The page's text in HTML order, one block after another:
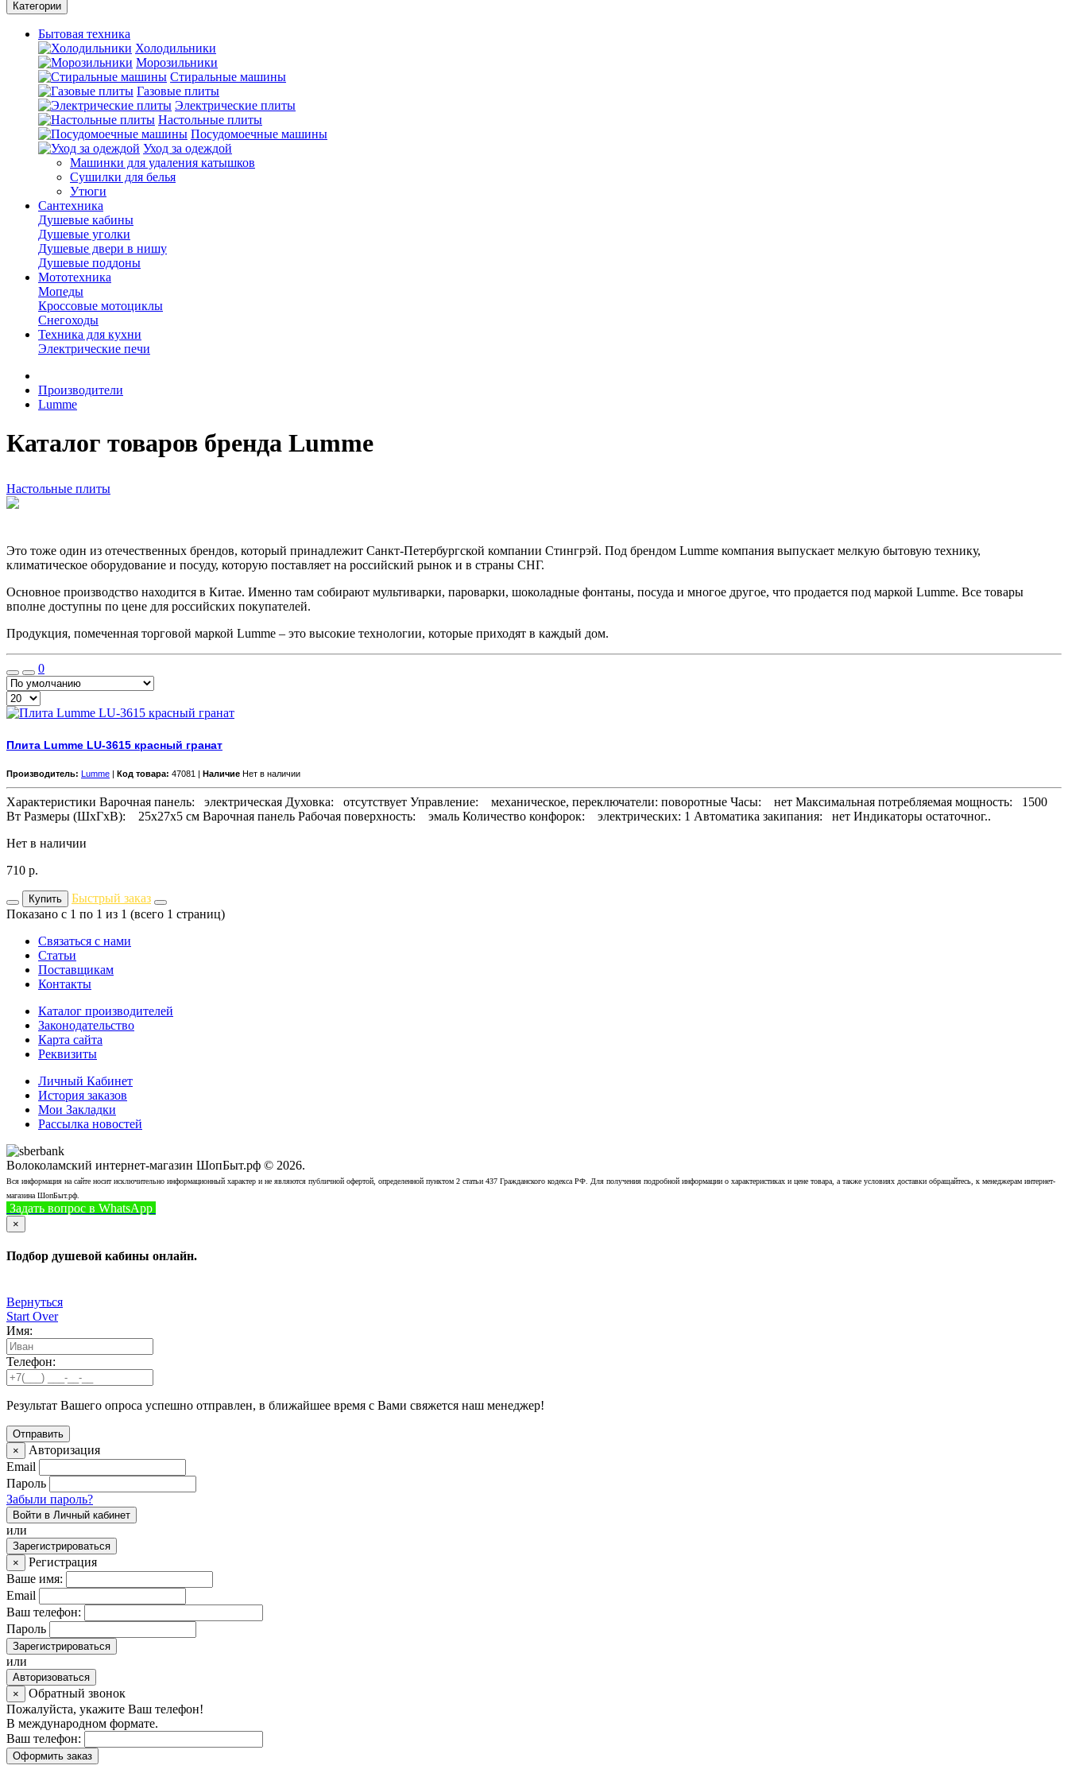
Категории
Бытовая техника
Холодильники
Морозильники
Стиральные машины
Газовые плиты
Электрические плиты
Настольные плиты
Посудомоечные машины
Уход за одеждой
Машинки для удаления катышков
Сушилки для белья
Утюги
Сантехника
Душевые кабины
Душевые уголки
Душевые двери в нишу
Душевые поддоны
Мототехника
Мопеды
Кроссовые мотоциклы
Снегоходы
Техника для кухни
Электрические печи
Производители
Lumme
Каталог товаров бренда Lumme
Настольные плиты
Это тоже один из отечественных брендов, который принадлежит Санкт-Петербургской компании Стингрэй. Под брендом Lumme компания выпускает мелкую бытовую технику,
климатическое оборудование и посуду, которую поставляет на российский рынок и в страны СНГ.
Основное производство находится в Китае. Именно там собирают мультиварки, пароварки, шоколадные фонтаны, посуда и многое другое, что продается под маркой Lumme. Все товары
вполне доступны по цене для российских покупателей.
Продукция, помеченная торговой маркой Lumme – это высокие технологии, которые приходят в каждый дом.
0
Плита Lumme LU-3615 красный гранат
Производитель: Lumme | Код товара: 47081 | Наличие Нет в наличии
Характеристики Варочная панель: электрическая Духовка: отсутствует Управление: механическое, переключатели: поворотные Часы: нет Максимальная потребляемая мощность: 1500
Вт Размеры (ШхГхВ): 25x27x5 см Варочная панель Рабочая поверхность: эмаль Количество конфорок: электрических: 1 Автоматика закипания: нет Индикаторы остаточног..
Нет в наличии
710 р.
Купить
Быстрый заказ
Показано с 1 по 1 из 1 (всего 1 страниц)
Связаться с нами
Статьи
Поставщикам
Контакты
Каталог производителей
Законодательство
Карта сайта
Реквизиты
Личный Кабинет
История заказов
Мои Закладки
Рассылка новостей
Волоколамский интернет-магазин ШопБыт.рф © 2026.
Вся информация на сайте носит исключительно информационный характер и не являются публичной офертой, определенной пунктом 2 статьи 437 Гражданского кодекса РФ. Для получения подробной информации о характеристиках и цене товара, а также условиях доставки обращайтесь, к менеджерам интернет-
магазина ШопБыт.рф.
Задать вопрос в WhatsApp
×
Подбор душевой кабины онлайн.
Вернуться
Start Over
Имя:
Телефон:
Результат Вашего опроса успешно отправлен, в ближайшее время с Вами свяжется наш менеджер!
×
Авторизация
Email
Пароль
Забыли пароль?
Войти в Личный кабинет
или
Зарегистрироваться
×
Регистрация
Ваше имя:
Email
Ваш телефон:
Пароль
Зарегистрироваться
или
Авторизоваться
×
Обратный звонок
Пожалуйста, укажите Ваш телефон!
В международном формате.
Ваш телефон:
Оформить заказ